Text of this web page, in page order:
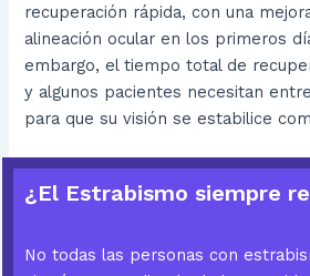
recuperación rápida, con una
alineación ocular en los primeros
embargo, el tiempo total de
y algunos pacientes necesitan
para que su visión se estabilice
¿El Estrabismo siempre
No todas las personas con